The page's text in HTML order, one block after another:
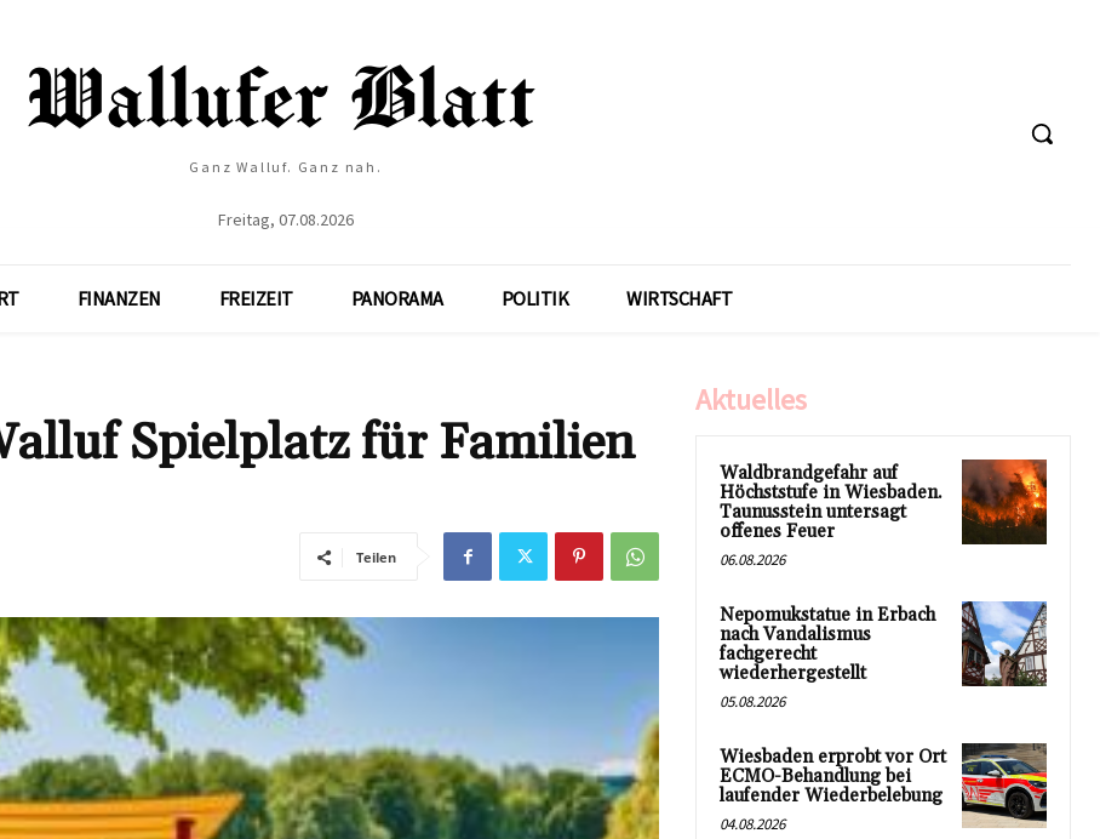
Ganz Walluf. Ganz nah.
Freitag, 07.08.2026
FINANZEN FREIZEIT PANORAMA POLITIK WIRTSCHAFT
Spielplatz für Familien
Teilen
Aktuelles
Waldbrandgefahr auf
Höchststufe in Wiesbaden.
Taunusstein untersagt
offenes Feuer
06.08.2026
Nepomukstatue in Erbach
nach Vandalismus
fachgerecht
wiederhergestellt
05.08.2026
Wiesbaden erprobt vor Ort
ECMO-Behandlung bei
laufender Wiederbelebung
04.08.2026